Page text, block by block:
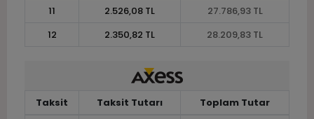
11
2.526,08 TL
27.786,93 TL
12
2.350,82 TL 28.209,83 TL
Taksit Taksit Tutarı
Toplam Tutar